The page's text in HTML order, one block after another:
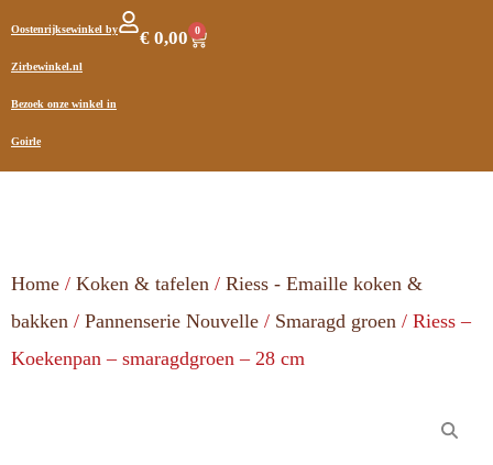
Oostenrijksewinkel by
Zirbewinkel.nl
Bezoek onze winkel in
Goirle
€ 0,00 0
Home / Koken & tafelen / Riess - Emaille koken &
bakken / Pannenserie Nouvelle / Smaragd groen / Riess –
Koekenpan – smaragdgroen – 28 cm